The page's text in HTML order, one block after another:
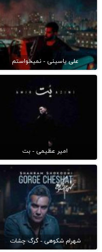
علی یاسینی - نمیخواستم
امیر عظیمی - بت
شهرام شکوهی - گرگ چشات